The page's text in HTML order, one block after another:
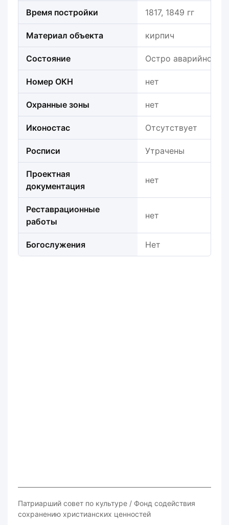
Время постройки 1817, 1849 гг
Материал объекта кирпич
Состояние Остро аварийное
Номер ОКН нет
Охранные зоны нет
Иконостас Отсутствует
Росписи Утрачены
Проектная
документация
нет
Реставрационные
работы
нет
Богослужения Нет
Патриарший совет по культуре / Фонд содействия
сохранению христианских ценностей